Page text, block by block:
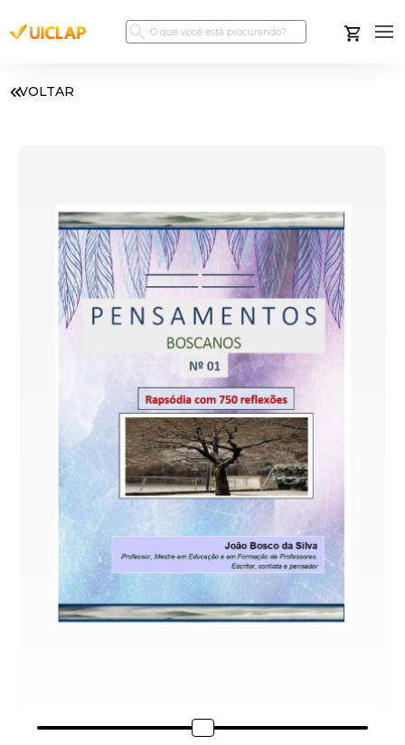
VOLTAR